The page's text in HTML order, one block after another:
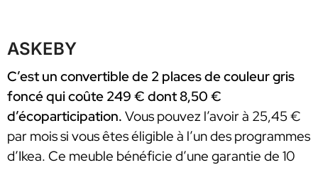
ASKEBY
C’est un convertible de 2 places de couleur gris
foncé qui coûte 249 € dont 8,50 €
d’écoparticipation. Vous pouvez l’avoir à 25,45 €
par mois si vous êtes éligible à l’un des programmes
d’Ikea. Ce meuble bénéficie d’une garantie de 10